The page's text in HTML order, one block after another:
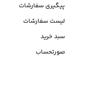
پیگیری سفارشات
لیست سفارشات
سبد خرید
صورتحساب